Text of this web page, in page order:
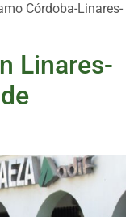
Córdoba-Linares-
Linares-